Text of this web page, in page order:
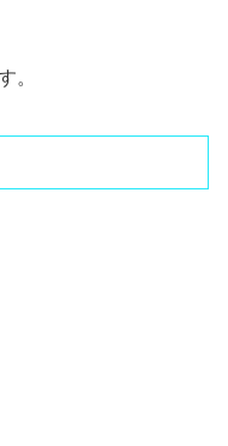
。